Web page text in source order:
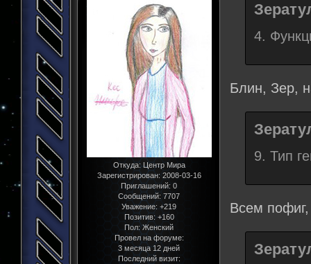
Откуда:Центр Мира
Зарегистрирован: 2008-03-16
Приглашений: 0
Сообщений: 7707
Уважение: +219
Позитив: +160
Пол:Женский
Провел на форуме:
3 месяца 12 дней
Последний визит:
4.
Блин, Зер,
9. Тип
Всем